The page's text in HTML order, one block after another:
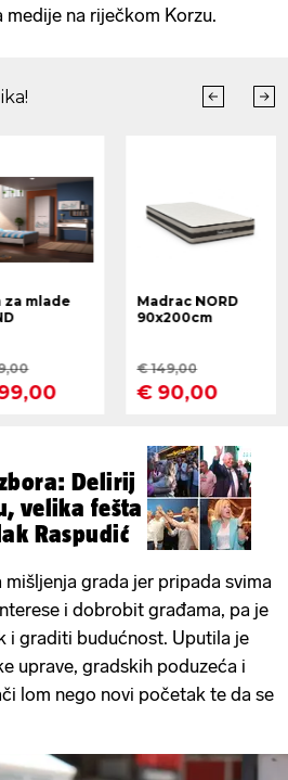
na riječkom Korzu.
Delirij
Raspudić
grada jer pripada svima
i dobrobit građama, pa je
i graditi budućnost. Uputila je
uprave, gradskih poduzeća i
lom nego novi početak te da se